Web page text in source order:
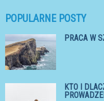
POPULARNE POSTY
PRACA W
KTO I